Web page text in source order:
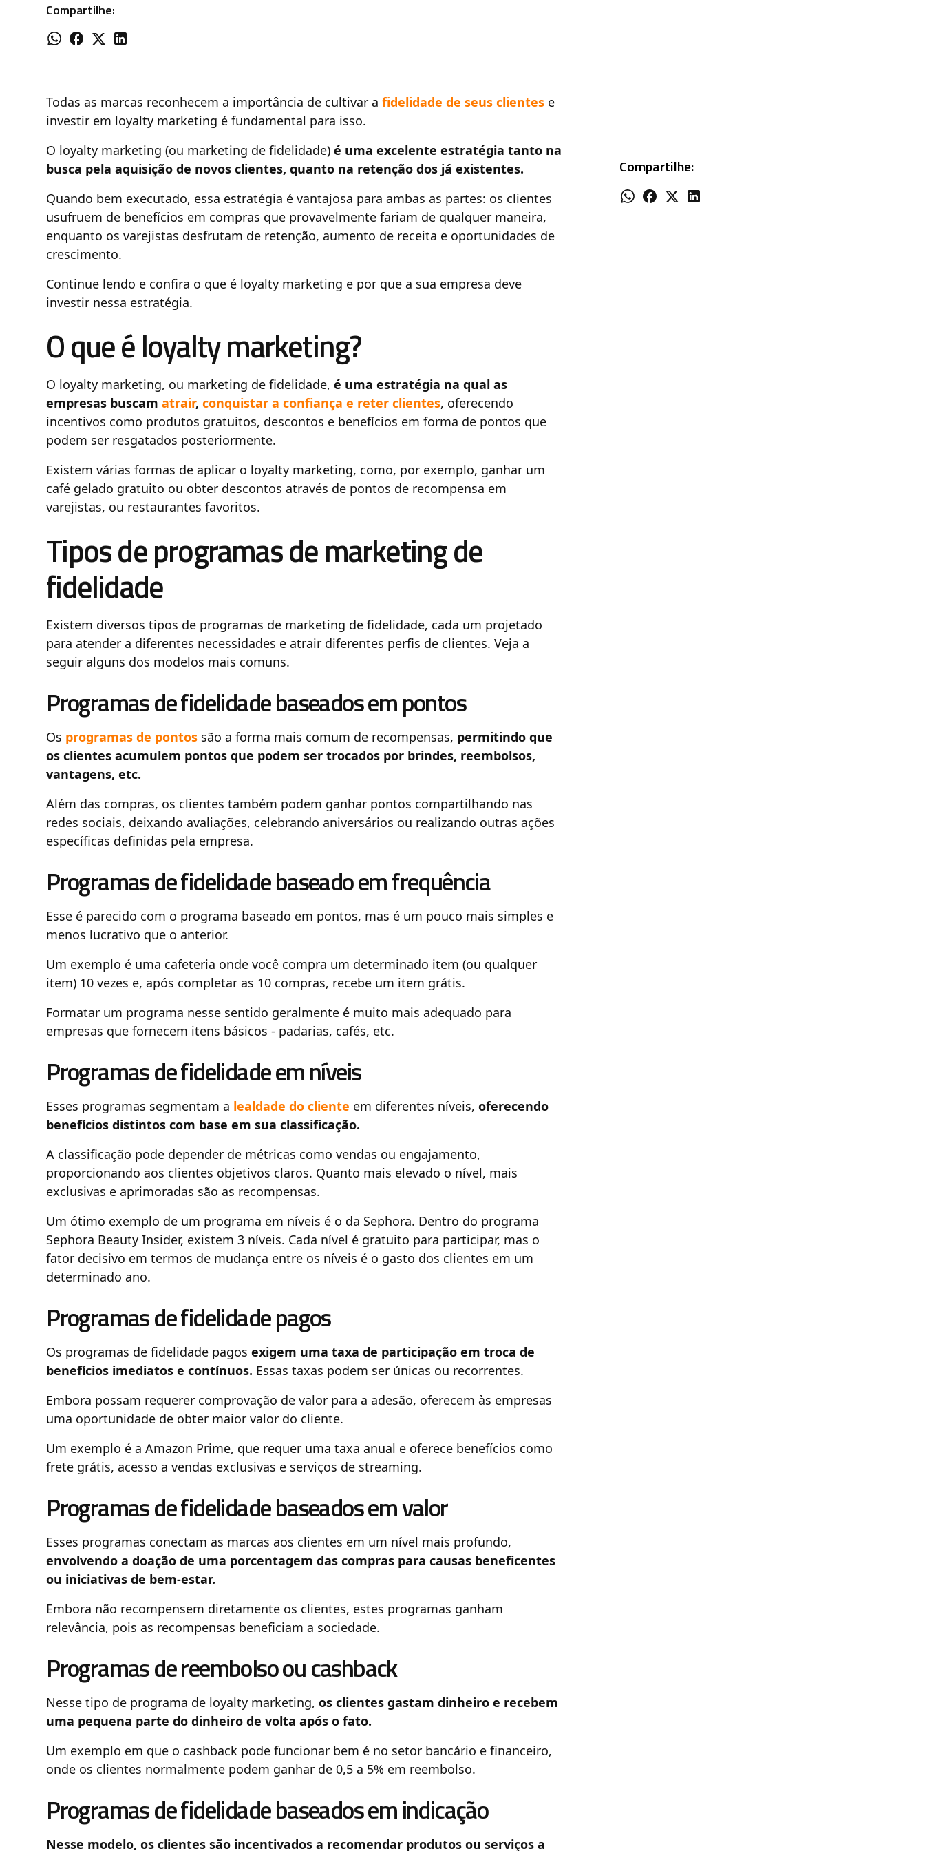
Compartilhe:
Todas as marcas reconhecem a importância de cultivar afidelidade de seus clientes e
investir em loyalty marketing é fundamental para isso.
O loyalty marketing (ou marketing de fidelidade)é uma excelente estratégia tanto na
busca pela aquisição de novos clientes, quanto na retenção dos já existentes.
Quando bem executado, essa estratégia é vantajosa para ambas as partes: os clientes
usufruem de benefícios em compras que provavelmente fariam de qualquer maneira,
enquanto os varejistas desfrutam de retenção, aumento de receita e oportunidades de
crescimento.
Continue lendo e confira o que é loyalty marketing e por que a sua empresa deve
investir nessa estratégia.
O que é loyalty marketing?
O loyalty marketing, ou marketing de fidelidade,é uma estratégia na qual as
empresas buscamatrair,conquistar a confiança e reter clientes, oferecendo
incentivos como produtos gratuitos, descontos e benefícios em forma de pontos que
podem ser resgatados posteriormente.
Existem várias formas de aplicar o loyalty marketing, como, por exemplo, ganhar um
café gelado gratuito ou obter descontos através de pontos de recompensa em
varejistas, ou restaurantes favoritos.
Tipos de programas de marketing de
fidelidade
Existem diversos tipos de programas de marketing de fidelidade, cada um projetado
para atender a diferentes necessidades e atrair diferentes perfis de clientes. Veja a
seguir alguns dos modelos mais comuns.
Programas de fidelidade baseados em pontos
Os programas de pontos são a forma mais comum de recompensas, permitindo que
os clientes acumulem pontos que podem ser trocados por brindes, reembolsos,
vantagens, etc.
Além das compras, os clientes também podem ganhar pontos compartilhando nas
redes sociais, deixando avaliações, celebrando aniversários ou realizando outras ações
específicas definidas pela empresa.
Programas de fidelidade baseado em frequência
Esse é parecido com o programa baseado em pontos, mas é um pouco mais simples e
menos lucrativo que o anterior.
Um exemplo é uma cafeteria onde você compra um determinado item (ou qualquer
item) 10 vezes e, após completar as 10 compras, recebe um item grátis.
Formatar um programa nesse sentido geralmente é muito mais adequado para
empresas que fornecem itens básicos - padarias, cafés, etc.
Programas de fidelidade em níveis
Esses programas segmentam a lealdade do cliente em diferentes níveis,oferecendo
benefícios distintos com base em sua classificação.
A classificação pode depender de métricas como vendas ou engajamento,
proporcionando aos clientes objetivos claros. Quanto mais elevado o nível, mais
exclusivas e aprimoradas são as recompensas.
Um ótimo exemplo de um programa em níveis é o da Sephora. Dentro do programa
Sephora Beauty Insider, existem 3 níveis. Cada nível é gratuito para participar, mas o
fator decisivo em termos de mudança entre os níveis é o gasto dos clientes em um
determinado ano.
Programas de fidelidade pagos
Os programas de fidelidade pagosexigem uma taxa de participação em troca de
benefícios imediatos e contínuos. Essas taxas podem ser únicas ou recorrentes.
Embora possam requerer comprovação de valor para a adesão, oferecem às empresas
uma oportunidade de obter maior valor do cliente.
Um exemplo é a Amazon Prime, que requer uma taxa anual e oferece benefícios como
frete grátis, acesso a vendas exclusivas e serviços de streaming.
Programas de fidelidade baseados em valor
Esses programas conectam as marcas aos clientes em um nível mais profundo,
envolvendo a doação de uma porcentagem das compras para causas beneficentes
ou iniciativas de bem-estar.
Embora não recompensem diretamente os clientes, estes programas ganham
relevância, pois as recompensas beneficiam a sociedade.
Programas de reembolso ou cashback
Nesse tipo de programa de loyalty marketing,os clientes gastam dinheiro e recebem
uma pequena parte do dinheiro de volta após o fato.
Um exemplo em que o cashback pode funcionar bem é no setor bancário e financeiro,
onde os clientes normalmente podem ganhar de 0,5 a 5% em reembolso.
Programas de fidelidade baseados em indicação
Nesse modelo, os clientes são incentivados a recomendar produtos ou serviços a
Compartilhe: